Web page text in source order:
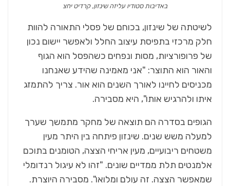
באדיבות סטודיו עליזה שינזון, קרדיט יחצ
לשיטתה של שינזון, בכוחם של פסלי התאורה להוות
חלק מרכזי בתפיסת עיצוב החלל ולאפשר יישום נכון
של פרופורציות, מסות ונפחים כשהפסל הוא הגוף
והאור הוא התוצר: "אני מאמינה שהידע שאנחנו
מכניסים לחיינו לאורך השנים הוא אור. צריך להתמזג
איתו ולהרגיש אותו", היא מסבירה.
הגופים בסדרה הם תוצאה של מחקר מתמשך שערך
למעלה משש שנים. שינזון פיתחה בין היתר מעין
משטחים ריבועיים, מעין אריחי הצצה, הטומנים בתוכם
אלמנטים תלת ממדיים שונים. "זהו לא עיגול רנדומלי
שמאפשר הצצה. זה עולם ומלואו". מסבירה היוצרת.